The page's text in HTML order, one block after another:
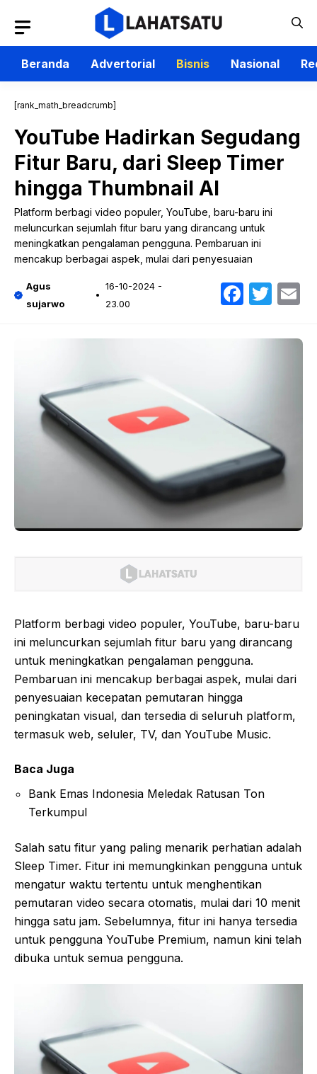
isi
Beranda
Advertorial Bisnis Nasional
[rank_math_breadcrumb]
YouTube Hadirkan Segudang
Fitur Baru, dari Sleep Timer
hingga Thumbnail AI
Platform berbagi video populer, YouTube, baru-baru ini
meluncurkan sejumlah fitur baru yang dirancang untuk
meningkatkan pengalaman pengguna. Pembaruan ini
mencakup berbagai aspek, mulai dari penyesuaian
Agus
sujarwo
16-10-2024 -
23.00
Platform berbagi video populer, YouTube, baru-baru
ini meluncurkan sejumlah fitur baru yang dirancang
untuk meningkatkan pengalaman pengguna.
Pembaruan ini mencakup berbagai aspek, mulai dari
penyesuaian kecepatan pemutaran hingga
peningkatan visual, dan tersedia di seluruh platform,
termasuk web, seluler, TV, dan YouTube Music.
Baca Juga
Bank Emas Indonesia Meledak Ratusan Ton
Terkumpul
Salah satu fitur yang paling menarik perhatian adalah
Sleep Timer. Fitur ini memungkinkan pengguna untuk
mengatur waktu tertentu untuk menghentikan
pemutaran video secara otomatis, mulai dari 10 menit
hingga satu jam. Sebelumnya, fitur ini hanya tersedia
untuk pengguna YouTube Premium, namun kini telah
dibuka untuk semua pengguna.